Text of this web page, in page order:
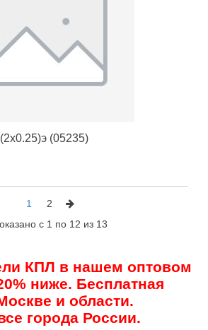
(05235)
1
2
с 1 по 12 из 13
КПЛ в нашем оптовом
ниже. Бесплатная
и области.
города России.